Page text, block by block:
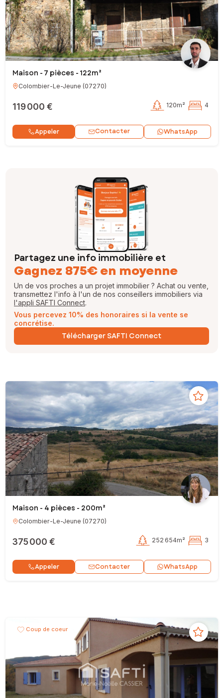
Maison - 7 pièces - 122m²
Colombier-Le-Jeune (07270)
119 000 € 120m² 4
Appeler Contacter WhatsApp
Partagez une info immobilière et
Gagnez 875€ en moyenne
Un de vos proches a un projet immobilier ? Achat ou vente,
transmettez l'info à l'un de nos conseillers immobiliers via
l'appli SAFTI Connect.
Vous percevez 10% des honoraires si la vente se
concrétise.
Télécharger SAFTI Connect
Maison - 4 pièces - 200m²
Colombier-Le-Jeune (07270)
375 000 € 252 654m² 3
Appeler Contacter WhatsApp
Coup de coeur